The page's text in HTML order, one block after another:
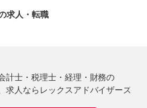
求人・転職